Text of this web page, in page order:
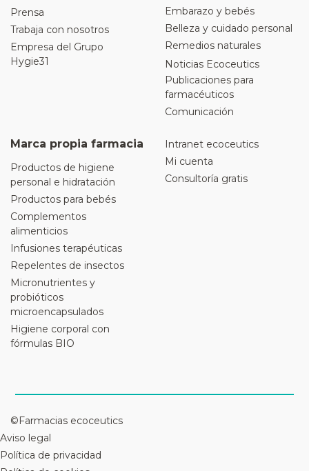
Prensa
Trabaja con nosotros
Empresa del Grupo
Hygie31
Embarazo y bebés
Belleza y cuidado personal
Remedios naturales
Noticias Ecoceutics
Publicaciones para
farmacéuticos
Comunicación
Marca propia farmacia
Productos de higiene
personal e hidratación
Productos para bebés
Complementos
alimenticios
Infusiones terapéuticas
Repelentes de insectos
Micronutrientes y
probióticos
microencapsulados
Higiene corporal con
fórmulas BIO
Intranet ecoceutics
Mi cuenta
Consultoría gratis
©Farmacias ecoceutics
Aviso legal
Política de privacidad